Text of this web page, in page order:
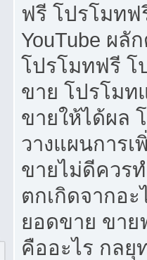
ฟรี โปรโมทฟ
YouTube ผลั
โปรโมทฟรี โ
ขาย โปรโมท
ขายให้ได้ผล
วางแผนการ
ขายไม่ดีควร
ตกเกิดจากอะ
ยอดขาย ขาย
คืออะไร กลยุ